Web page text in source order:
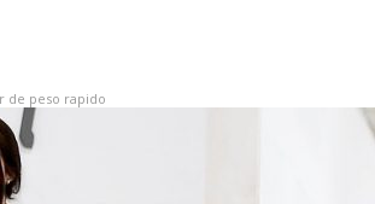
de peso rapido